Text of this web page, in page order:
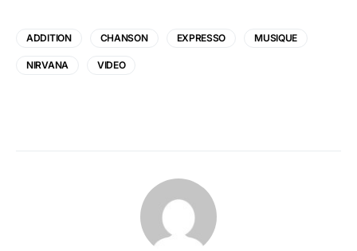
ADDITION CHANSON EXPRESSO MUSIQUE
NIRVANA VIDEO